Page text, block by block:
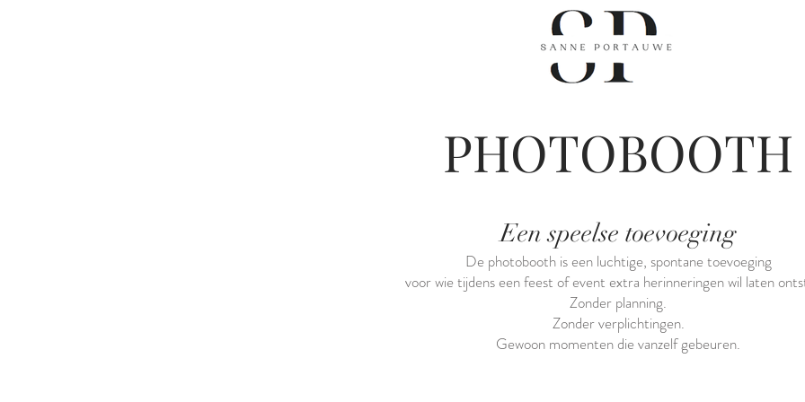
PHOTOBOOTH
Een speelse toevoeging
De photobooth is een luchtige, spontane toevoeging
voor wie tijdens een feest of event extra herinneringen wil laten
Zonder planning.
Zonder verplichtingen.
Gewoon momenten die vanzelf gebeuren.